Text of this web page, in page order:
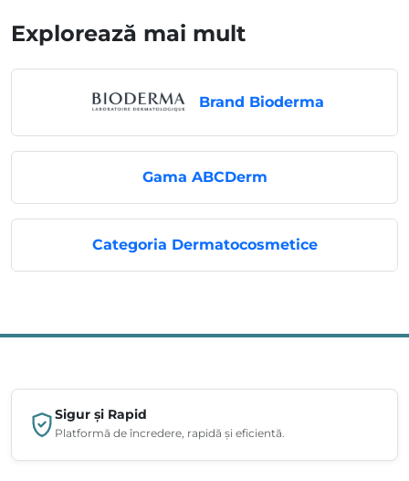
Explorează mai mult
Brand Bioderma
Gama ABCDerm
Categoria Dermatocosmetice
Sigur și Rapid
Platformă de încredere, rapidă și eficientă.